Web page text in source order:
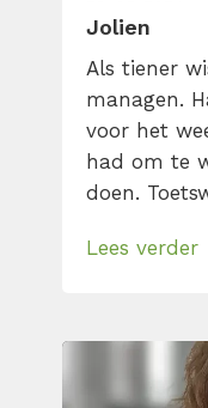
Jolien
Als tiener
managen.
voor het
had om te
doen.
Die
werk als
Lees verder